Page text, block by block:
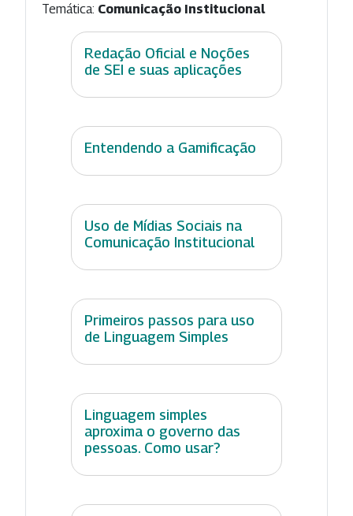
Temática: Comunicação Institucional
Redação Oficial e Noções
de SEI e suas aplicações
Entendendo a Gamificação
Uso de Mídias Sociais na
Comunicação Institucional
Primeiros passos para uso
de Linguagem Simples
Linguagem simples
aproxima o governo das
pessoas. Como usar?